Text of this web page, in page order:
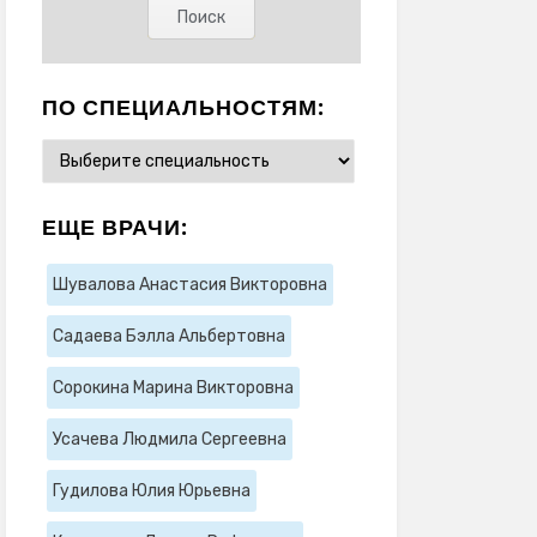
ПО СПЕЦИАЛЬНОСТЯМ:
ЕЩЕ ВРАЧИ:
Шувалова Анастасия Викторовна
Садаева Бэлла Альбертовна
Сорокина Марина Викторовна
Усачева Людмила Сергеевна
Гудилова Юлия Юрьевна